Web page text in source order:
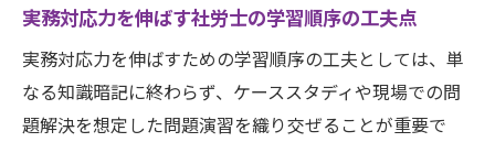
実務対応力を伸ばす社労士の学習順序の工夫点
実務対応力を伸ばすための学習順序の工夫としては、単
なる知識暗記に終わらず、ケーススタディや現場での問
題解決を想定した問題演習を織り交ぜることが重要で